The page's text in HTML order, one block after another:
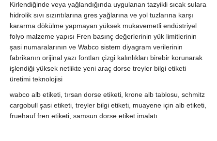
Kirlendiğinde veya yağlandığında uygulanan tazyikli sıcak sulara
hidrolik sıvı sızıntılarına gres yağlarına ve yol tuzlarına karşı
kararma dökülme yapmayan yüksek mukavemetli endüstriyel
folyo malzeme yapısı Fren basınç değerlerinin yük limitlerinin
şasi numaralarının ve Wabco sistem diyagram verilerinin
fabrikanın orijinal yazı fontları çizgi kalınlıkları birebir korunarak
işlendiği yüksek netlikte yeni araç dorse treyler bilgi etiketi
üretimi teknolojisi
wabco alb etiketi, tırsan dorse etiketi, krone alb tablosu, schmitz
cargobull şasi etiketi, treyler bilgi etiketi, muayene için alb etiketi,
fruehauf fren etiketi, samsun dorse etiket imalatı